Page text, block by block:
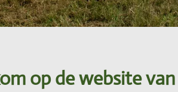
op de website